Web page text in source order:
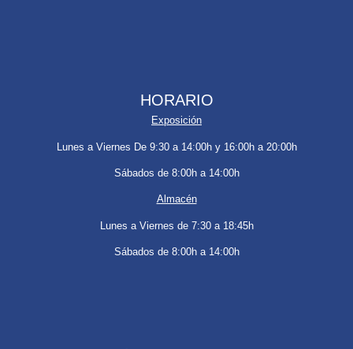
HORARIO
Exposición
Lunes a Viernes De 9:30 a 14:00h y 16:00h a 20:00h
Sábados de 8:00h a 14:00h
Almacén
Lunes a Viernes de 7:30 a 18:45h
Sábados de 8:00h a 14:00h